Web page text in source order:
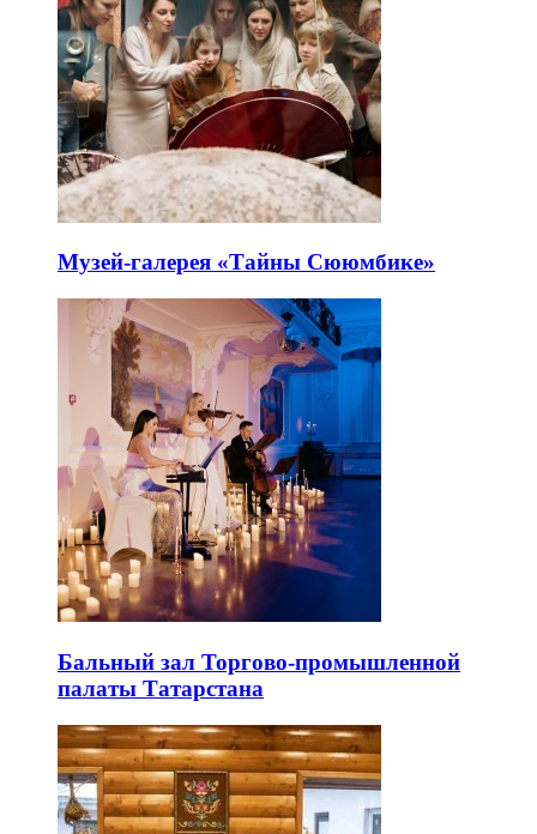
Музей-галерея «Тайны Сююмбике»
Бальный зал Торгово-промышленной
палаты Татарстана